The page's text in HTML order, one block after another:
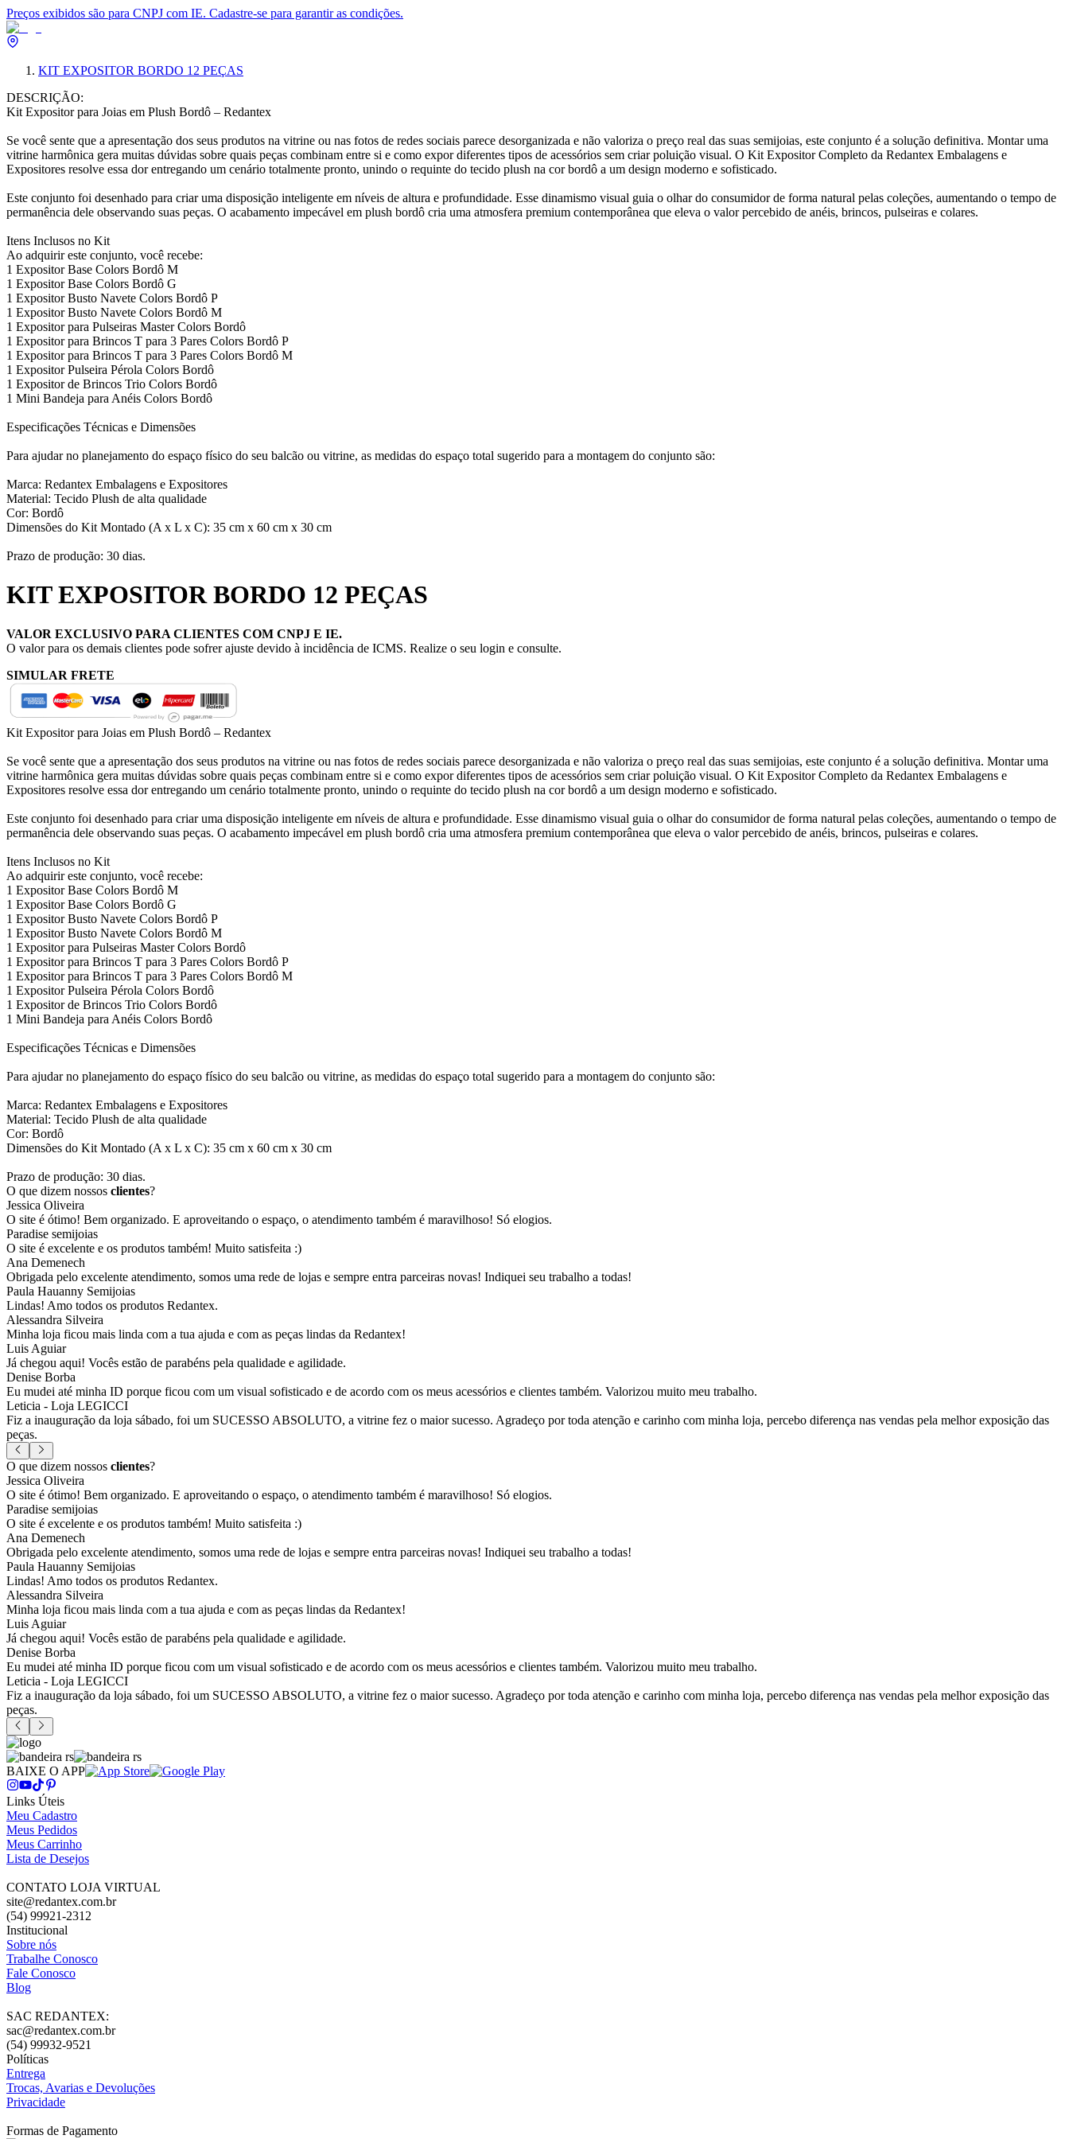
Preços exibidos são para CNPJ com IE. Cadastre-se para garantir as condições.
KIT EXPOSITOR BORDO 12 PEÇAS
DESCRIÇÃO:
Kit Expositor para Joias em Plush Bordô – Redantex
Se você sente que a apresentação dos seus produtos na vitrine ou nas fotos de redes sociais parece desorganizada e não valoriza o preço real das suas semijoias, este conjunto é a solução definitiva. Montar uma
vitrine harmônica gera muitas dúvidas sobre quais peças combinam entre si e como expor diferentes tipos de acessórios sem criar poluição visual. O Kit Expositor Completo da Redantex Embalagens e
Expositores resolve essa dor entregando um cenário totalmente pronto, unindo o requinte do tecido plush na cor bordô a um design moderno e sofisticado.
Este conjunto foi desenhado para criar uma disposição inteligente em níveis de altura e profundidade. Esse dinamismo visual guia o olhar do consumidor de forma natural pelas coleções, aumentando o tempo de
permanência dele observando suas peças. O acabamento impecável em plush bordô cria uma atmosfera premium contemporânea que eleva o valor percebido de anéis, brincos, pulseiras e colares.
Itens Inclusos no Kit
Ao adquirir este conjunto, você recebe:
1 Expositor Base Colors Bordô M
1 Expositor Base Colors Bordô G
1 Expositor Busto Navete Colors Bordô P
1 Expositor Busto Navete Colors Bordô M
1 Expositor para Pulseiras Master Colors Bordô
1 Expositor para Brincos T para 3 Pares Colors Bordô P
1 Expositor para Brincos T para 3 Pares Colors Bordô M
1 Expositor Pulseira Pérola Colors Bordô
1 Expositor de Brincos Trio Colors Bordô
1 Mini Bandeja para Anéis Colors Bordô
Especificações Técnicas e Dimensões
Para ajudar no planejamento do espaço físico do seu balcão ou vitrine, as medidas do espaço total sugerido para a montagem do conjunto são:
Marca: Redantex Embalagens e Expositores
Material: Tecido Plush de alta qualidade
Cor: Bordô
Dimensões do Kit Montado (A x L x C): 35 cm x 60 cm x 30 cm
Prazo de produção: 30 dias.
KIT EXPOSITOR BORDO 12 PEÇAS
VALOR EXCLUSIVO PARA CLIENTES COM CNPJ E IE.
O valor para os demais clientes pode sofrer ajuste devido à incidência de ICMS. Realize o seu login e consulte.
SIMULAR FRETE
Kit Expositor para Joias em Plush Bordô – Redantex
Se você sente que a apresentação dos seus produtos na vitrine ou nas fotos de redes sociais parece desorganizada e não valoriza o preço real das suas semijoias, este conjunto é a solução definitiva. Montar uma
vitrine harmônica gera muitas dúvidas sobre quais peças combinam entre si e como expor diferentes tipos de acessórios sem criar poluição visual. O Kit Expositor Completo da Redantex Embalagens e
Expositores resolve essa dor entregando um cenário totalmente pronto, unindo o requinte do tecido plush na cor bordô a um design moderno e sofisticado.
Este conjunto foi desenhado para criar uma disposição inteligente em níveis de altura e profundidade. Esse dinamismo visual guia o olhar do consumidor de forma natural pelas coleções, aumentando o tempo de
permanência dele observando suas peças. O acabamento impecável em plush bordô cria uma atmosfera premium contemporânea que eleva o valor percebido de anéis, brincos, pulseiras e colares.
Itens Inclusos no Kit
Ao adquirir este conjunto, você recebe:
1 Expositor Base Colors Bordô M
1 Expositor Base Colors Bordô G
1 Expositor Busto Navete Colors Bordô P
1 Expositor Busto Navete Colors Bordô M
1 Expositor para Pulseiras Master Colors Bordô
1 Expositor para Brincos T para 3 Pares Colors Bordô P
1 Expositor para Brincos T para 3 Pares Colors Bordô M
1 Expositor Pulseira Pérola Colors Bordô
1 Expositor de Brincos Trio Colors Bordô
1 Mini Bandeja para Anéis Colors Bordô
Especificações Técnicas e Dimensões
Para ajudar no planejamento do espaço físico do seu balcão ou vitrine, as medidas do espaço total sugerido para a montagem do conjunto são:
Marca: Redantex Embalagens e Expositores
Material: Tecido Plush de alta qualidade
Cor: Bordô
Dimensões do Kit Montado (A x L x C): 35 cm x 60 cm x 30 cm
Prazo de produção: 30 dias.
O que dizem nossos clientes?
Jessica Oliveira
O site é ótimo! Bem organizado. E aproveitando o espaço, o atendimento também é maravilhoso! Só elogios.
Paradise semijoias
O site é excelente e os produtos também! Muito satisfeita :)
Ana Demenech
Obrigada pelo excelente atendimento, somos uma rede de lojas e sempre entra parceiras novas! Indiquei seu trabalho a todas!
Paula Hauanny Semijoias
Lindas! Amo todos os produtos Redantex.
Alessandra Silveira
Minha loja ficou mais linda com a tua ajuda e com as peças lindas da Redantex!
Luis Aguiar
Já chegou aqui! Vocês estão de parabéns pela qualidade e agilidade.
Denise Borba
Eu mudei até minha ID porque ficou com um visual sofisticado e de acordo com os meus acessórios e clientes também. Valorizou muito meu trabalho.
Leticia - Loja LEGICCI
Fiz a inauguração da loja sábado, foi um SUCESSO ABSOLUTO, a vitrine fez o maior sucesso. Agradeço por toda atenção e carinho com minha loja, percebo diferença nas vendas pela melhor exposição das
peças.
O que dizem nossos clientes?
Jessica Oliveira
O site é ótimo! Bem organizado. E aproveitando o espaço, o atendimento também é maravilhoso! Só elogios.
Paradise semijoias
O site é excelente e os produtos também! Muito satisfeita :)
Ana Demenech
Obrigada pelo excelente atendimento, somos uma rede de lojas e sempre entra parceiras novas! Indiquei seu trabalho a todas!
Paula Hauanny Semijoias
Lindas! Amo todos os produtos Redantex.
Alessandra Silveira
Minha loja ficou mais linda com a tua ajuda e com as peças lindas da Redantex!
Luis Aguiar
Já chegou aqui! Vocês estão de parabéns pela qualidade e agilidade.
Denise Borba
Eu mudei até minha ID porque ficou com um visual sofisticado e de acordo com os meus acessórios e clientes também. Valorizou muito meu trabalho.
Leticia - Loja LEGICCI
Fiz a inauguração da loja sábado, foi um SUCESSO ABSOLUTO, a vitrine fez o maior sucesso. Agradeço por toda atenção e carinho com minha loja, percebo diferença nas vendas pela melhor exposição das
peças.
BAIXE O APP
Links Úteis
Meu Cadastro
Meus Pedidos
Meus Carrinho
Lista de Desejos
CONTATO LOJA VIRTUAL
site@redantex.com.br
(54) 99921-2312
Institucional
Sobre nós
Trabalhe Conosco
Fale Conosco
Blog
SAC REDANTEX:
sac@redantex.com.br
(54) 99932-9521
Políticas
Entrega
Trocas, Avarias e Devoluções
Privacidade
Formas de Pagamento